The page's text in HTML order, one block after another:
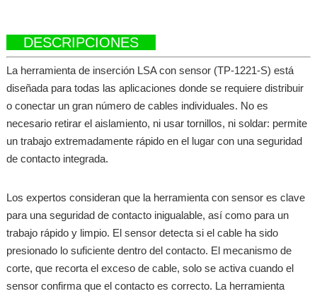
DESCRIPCIONES
La herramienta de inserción LSA con sensor (TP-1221-S) está
diseñada para todas las aplicaciones donde se requiere distribuir
o conectar un gran número de cables individuales. No es
necesario retirar el aislamiento, ni usar tornillos, ni soldar: permite
un trabajo extremadamente rápido en el lugar con una seguridad
de contacto integrada.
Los expertos consideran que la herramienta con sensor es clave
para una seguridad de contacto inigualable, así como para un
trabajo rápido y limpio. El sensor detecta si el cable ha sido
presionado lo suficiente dentro del contacto. El mecanismo de
corte, que recorta el exceso de cable, solo se activa cuando el
sensor confirma que el contacto es correcto. La herramienta